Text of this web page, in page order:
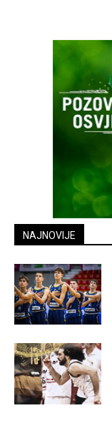
NAJNOVIJE